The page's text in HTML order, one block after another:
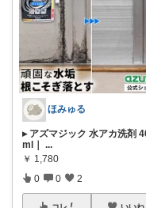
ほみゅる
▸ アズマジック 水アカ洗剤
ml｜
...
￥ 1,780
0 0 2